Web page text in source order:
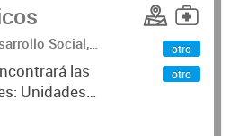
Social,
las
Unidades
otro
otro